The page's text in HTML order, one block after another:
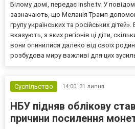
Білому домі, передає inshe.tv. У
зазначають, що Меланія Трамп
групу українських та російських
вказують, з яких регіонів ці діти,
вони опинилися далеко від своїх
розбудова миру важливі для цих
Суспільство 14:00, 31 липня
НБУ підняв облікову
причини посилення